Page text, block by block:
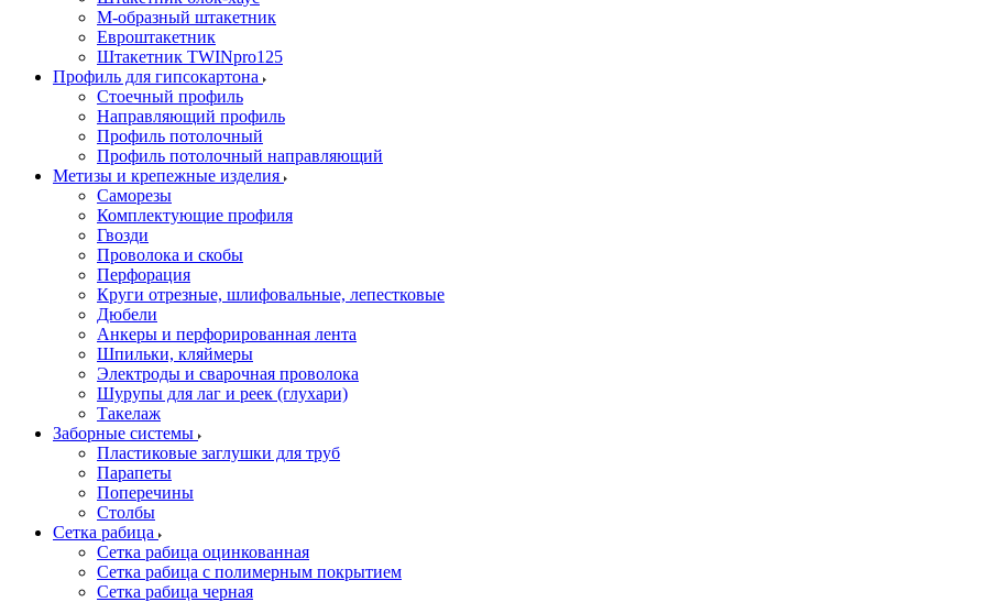
М-образный штакетник
Евроштакетник
Штакетник TWINpro125
Профиль для гипсокартона
Стоечный профиль
Направляющий профиль
Профиль потолочный
Профиль потолочный направляющий
Метизы и крепежные изделия
Саморезы
Комплектующие профиля
Гвозди
Проволока и скобы
Перфорация
Круги отрезные, шлифовальные, лепестковые
Дюбели
Анкеры и перфорированная лента
Шпильки, кляймеры
Электроды и сварочная проволока
Шурупы для лаг и реек (глухари)
Такелаж
Заборные системы
Пластиковые заглушки для труб
Парапеты
Поперечины
Столбы
Сетка рабица
Сетка рабица оцинкованная
Сетка рабица с полимерным покрытием
Сетка рабица черная